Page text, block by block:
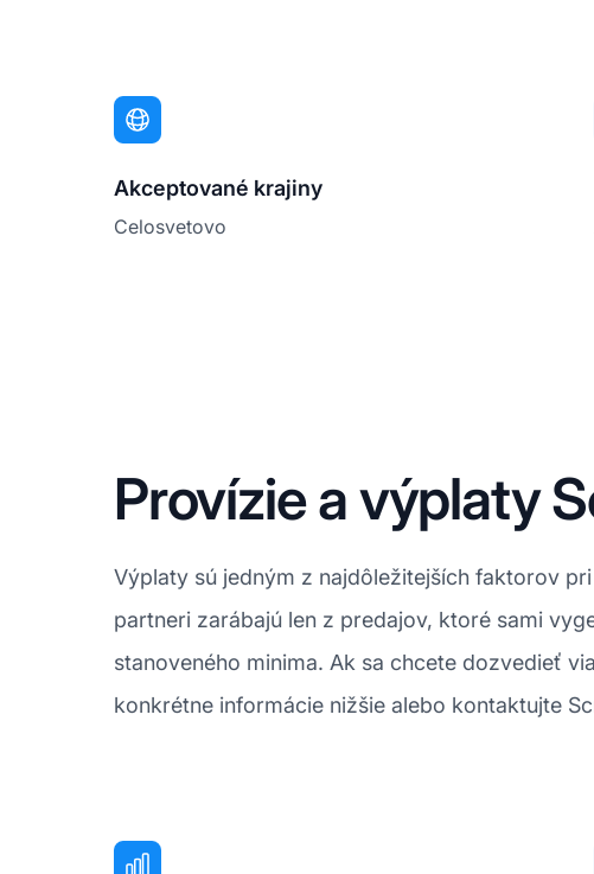
Akceptované krajiny
Celosvetovo
Provízie a výplaty
Výplaty sú jedným z najdôležitejších faktorov
partneri zarábajú len z predajov, ktoré sami
stanoveného minima. Ak sa chcete dozvedieť
konkrétne informácie nižšie alebo kontaktujte